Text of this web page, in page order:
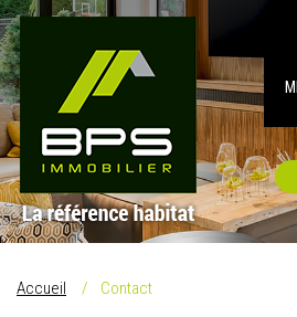
Accueil Contact